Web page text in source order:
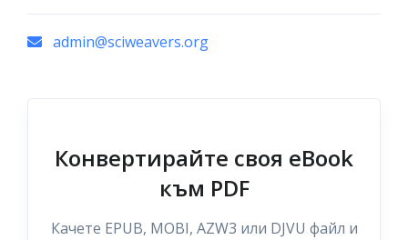
admin@sciweavers.org
Конвертирайте своя eBook
към PDF
Качете EPUB, MOBI, AZW3 или DJVU файл и